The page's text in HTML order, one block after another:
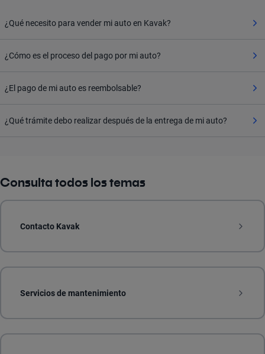
¿Qué necesito para vender mi auto en Kavak?
¿Cómo es el proceso del pago por mi auto?
¿El pago de mi auto es reembolsable?
¿Qué trámite debo realizar después de la entrega de mi auto?
Consulta todos los temas
Contacto Kavak
Servicios de mantenimiento